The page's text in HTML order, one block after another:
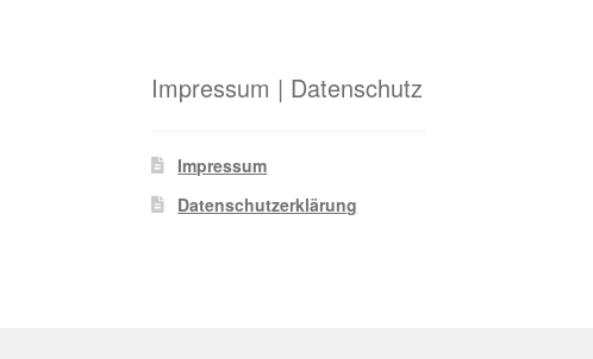
Impressum | Datenschutz
Impressum
Datenschutzerklärung